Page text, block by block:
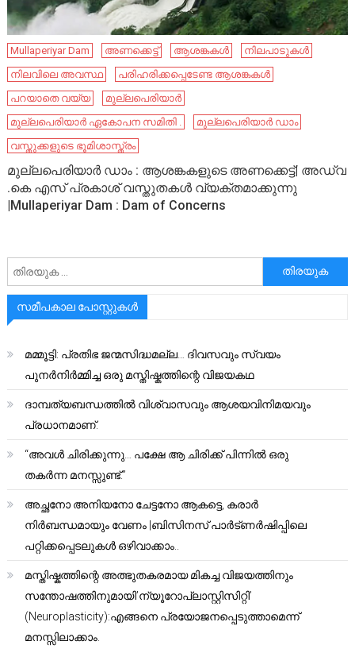
Mullaperiyar Dam അണക്കെട്ട് ആശങ്കകൾ
നിലപാടുകൾ
നിലവിലെ അവസ്ഥ
പരിഹരിക്കപ്പെടേണ്ട ആശങ്കകൾ
പറയാതെ വയ്യ
മുല്ലപെരിയാർ
മുല്ലപെരിയാർ ഏകോപന സമിതി .
മുല്ലപെരിയാർ ഡാം
വസ്തുക്കളുടെ ഭൂമിശാസ്ത്രം
മുല്ലപെരിയാർ ഡാം : ആശങ്കകളുടെ അണക്കെട്ട്| അഡ്വ
.കെ എസ് പ്രകാശ് വസ്തുതകൾ വ്യക്തമാക്കുന്നു
|Mullaperiyar Dam : Dam of Concerns
അനേഷിക്കുക
സമീപകാല പോസ്റ്റുകൾ
മമ്മൂട്ടി: പ്രതിഭ ജന്മസിദ്ധമല്ല… ദിവസവും സ്വയം
പുനർനിർമ്മിച്ച ഒരു മസ്തിഷ്കത്തിന്റെ വിജയകഥ
ദാമ്പത്യബന്ധത്തിൽ വിശ്വാസവും ആശയവിനിമയവും
പ്രധാനമാണ്.
“അവൾ ചിരിക്കുന്നു… പക്ഷേ ആ ചിരിക്ക് പിന്നിൽ ഒരു
തകർന്ന മനസ്സുണ്ട്.”
അച്ഛനോ അനിയനോ ചേട്ടനോ ആകട്ടെ, കരാർ
നിർബന്ധമായും വേണം |ബിസിനസ് പാർട്ണർഷിപ്പിലെ
പറ്റിക്കപ്പെടലുകൾ ഒഴിവാക്കാം..
മസ്തിഷ്കത്തിന്റെ അത്ഭുതകരമായ മികച്ച വിജയത്തിനും
സന്തോഷത്തിനുമായി’ന്യൂറോപ്ലാസ്റ്റിസിറ്റി’
(Neuroplasticity):എങ്ങനെ പ്രയോജനപ്പെടുത്താമെന്ന്
മനസ്സിലാക്കാം.